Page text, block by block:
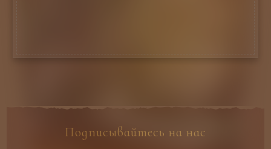
Подписывайтесь на нас